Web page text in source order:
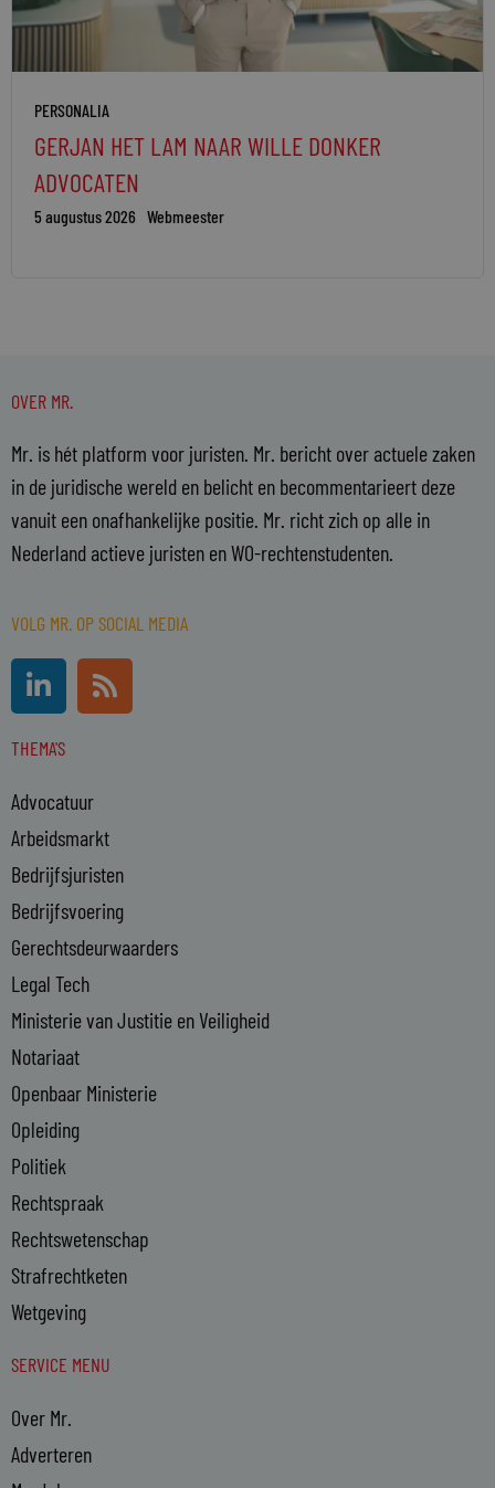
PERSONALIA
GERJAN HET LAM NAAR WILLE DONKER
ADVOCATEN
5 augustus 2026 Webmeester
OVER MR.
Mr. is hét platform voor juristen. Mr. bericht over actuele zaken
in de juridische wereld en belicht en becommentarieert deze
vanuit een onafhankelijke positie. Mr. richt zich op alle in
Nederland actieve juristen en WO-rechtenstudenten.
VOLG MR. OP SOCIAL MEDIA
L
i
n
k
d
i
n
-
i
n
R
s
s
THEMA'S
Advocatuur
Arbeidsmarkt
Bedrijfsjuristen
Bedrijfsvoering
Gerechtsdeurwaarders
Legal Tech
Ministerie van Justitie en Veiligheid
Notariaat
Openbaar Ministerie
Opleiding
Politiek
Rechtspraak
Rechtswetenschap
Strafrechtketen
Wetgeving
SERVICE MENU
Over Mr.
Adverteren